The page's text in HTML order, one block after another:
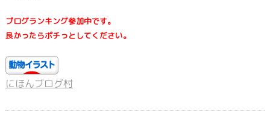
ブログランキング参加中です。
良かったらポチっとしてください。
にほんブログ村